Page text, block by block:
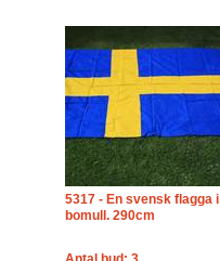
5317 - En svensk flagga i
bomull. 290cm